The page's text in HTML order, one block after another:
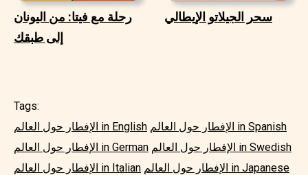
رحلة مع فيتا: من اليونان
إلى طبقك
سحر الجيلاتو الإيطالي
Tags:
الإفطار حول العالم in English
الإفطار حول العالم in Spanish
الإفطار حول العالم in German
الإفطار حول العالم in Swedish
الإفطار حول العالم in Italian
الإفطار حول العالم in Japanese